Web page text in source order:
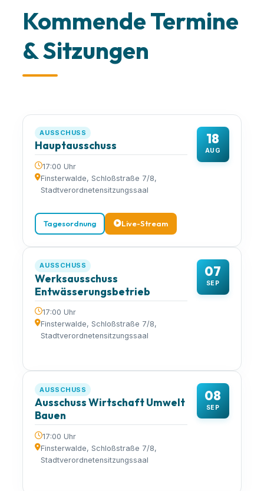
Kommende Termine
& Sitzungen
18
AUG
AUSSCHUSS
Hauptausschuss
17:00 Uhr
Finsterwalde, Schloßstraße 7/8,
Stadtverordnetensitzungssaal
Tagesordnung Live-Stream
07
SEP
AUSSCHUSS
Werksausschuss
Entwässerungsbetrieb
17:00 Uhr
Finsterwalde, Schloßstraße 7/8,
Stadtverordnetensitzungssaal
08
SEP
AUSSCHUSS
Ausschuss Wirtschaft Umwelt
Bauen
17:00 Uhr
Finsterwalde, Schloßstraße 7/8,
Stadtverordnetensitzungssaal